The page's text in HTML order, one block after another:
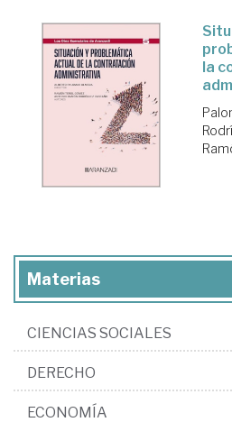
la
Materias
CIENCIAS SOCIALES
DERECHO
ECONOMÍA